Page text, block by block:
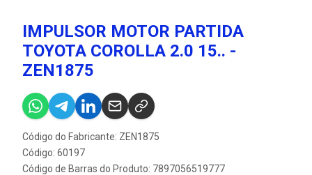
IMPULSOR MOTOR PARTIDA
TOYOTA COROLLA 2.0 15.. -
ZEN1875
Código do Fabricante: ZEN1875
Código: 60197
Código de Barras do Produto: 7897056519777